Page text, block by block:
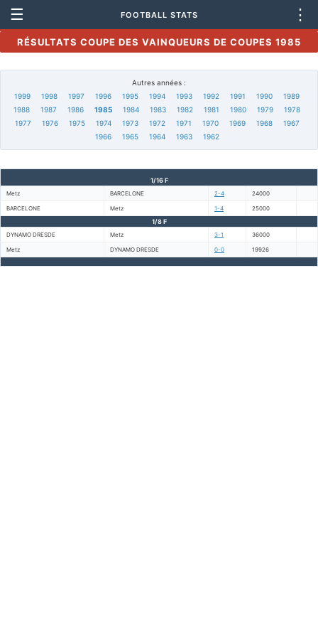
☰ FOOTBALL STATS ⋮
RÉSULTATS COUPE DES VAINQUEURS DE COUPES 1985
Autres années :
1999
1998 1997 1996 1995 1994 1993 1992 1991 1990
1989
1988
1987 1986 1985 1984 1983 1982 1981 1980 1979
1978
1977
1976 1975 1974 1973 1972 1971 1970 1969 1968
1967
1966
1965 1964 1963 1962
1/16 F
Metz BARCELONE 2-4 24000
BARCELONE Metz 1-4 25000
1/8 F
DYNAMO DRESDE Metz 3-1 36000
Metz DYNAMO DRESDE 0-0 19926